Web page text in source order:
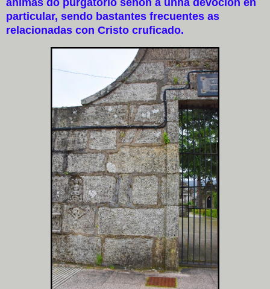
ánimas do purgatorio senón a unha devoción en
particular, sendo bastantes frecuentes as
relacionadas con Cristo cruficado.